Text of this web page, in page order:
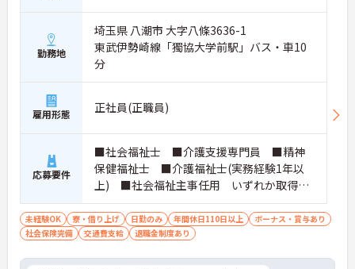
勤務地
埼玉県 八潮市 大字八條3636-1
東武伊勢崎線「獨協大学前駅」バス・車10
分
雇用形態 正社員(正職員)
応募要件
■社会福祉士 ■介護支援専門員 ■精神
保健福祉士 ■介護福祉士(実務経験1年以
上) ■社会福祉主事任用 いずれか取得さ
れている方 ■普通自動車免許をお持ちの
方 ※厚生労働大臣が定める科目を3科目以上
履修していることが成績証明書の提示にて
未経験OK 寮・借り上げ 日勤のみ 年間休日110日以上
ボーナス・賞与あり
社会保険完備
交通費支給 退職金制度あり